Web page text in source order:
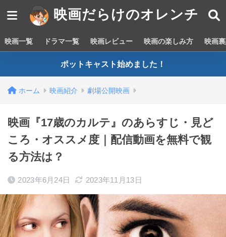
映画だらけのオレンチ
映画一覧 ドラマ一覧 映画レビュー 映画の楽しみ方 映画
ポットキャスト始めました！
ホーム 映画紹介 劇場公開映画
映画『17歳のカルテ』のあらすじ・見ど
ころ・オススメ度｜配信動画を無料で観
る方法は？
2023年6月24日 2023年11月13日